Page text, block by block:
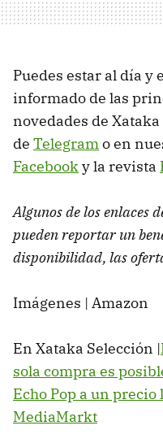
Puedes estar al día y
informado de las
novedades de
de Telegramo en
Facebooky la revista
Algunos de los enlaces
pueden reportar un
disponibilidad, las
Imágenes | Amazon
En Xataka Selección |
sola compra es
Echo Pop a un precio
MediaMarkt